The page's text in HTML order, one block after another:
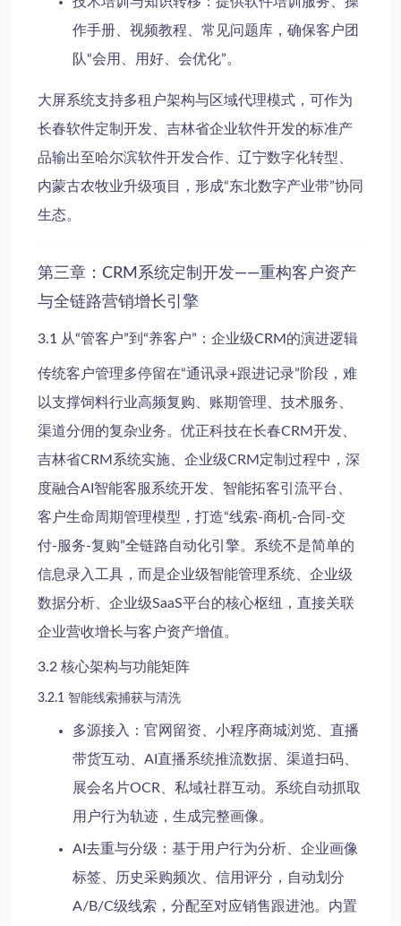
作手册、视频教程、常见问题库，确保客户团
队“会用、用好、会优化”。
大屏系统支持多租户架构与区域代理模式，可作为
长春软件定制开发、吉林省企业软件开发的标准产
品输出至哈尔滨软件开发合作、辽宁数字化转型、
内蒙古农牧业升级项目，形成“东北数字产业带”协同
生态。
第三章：CRM系统定制开发——重构客户资产
与全链路营销增长引擎
3.1 从“管客户”到“养客户”：企业级CRM的演进逻辑
传统客户管理多停留在“通讯录+跟进记录”阶段，难
以支撑饲料行业高频复购、账期管理、技术服务、
渠道分佣的复杂业务。优正科技在长春CRM开发、
吉林省CRM系统实施、企业级CRM定制过程中，深
度融合AI智能客服系统开发、智能拓客引流平台、
客户生命周期管理模型，打造“线索-商机-合同-交
付-服务-复购”全链路自动化引擎。系统不是简单的
信息录入工具，而是企业级智能管理系统、企业级
数据分析、企业级SaaS平台的核心枢纽，直接关联
企业营收增长与客户资产增值。
3.2 核心架构与功能矩阵
3.2.1 智能线索捕获与清洗
多源接入 ：官网留资、小程序商城浏览、直播
带货互动、AI直播系统推流数据、渠道扫码、
展会名片OCR、私域社群互动。系统自动抓取
用户行为轨迹，生成完整画像。
AI去重与分级 ：基于用户行为分析、企业画像
标签、历史采购频次、信用评分，自动划分
A/B/C级线索，分配至对应销售跟进池。内置